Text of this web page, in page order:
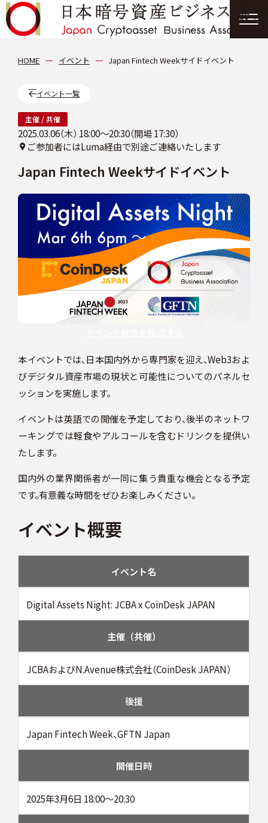
協会について
分科会
会員紹介
ニュース
提言・報告書
イベント情報
スケジュール
HOME イベント Japan Fintech Weekサイドイベント
イベント一覧
主催 /共催
2025.03.06（木） 18:00〜20:30（開場 17:30）
ご参加者にはLuma経由で別途ご連絡いたします
Japan Fintech Weekサイドイベント
本イベントでは、日本国内外から専門家を迎え、Web3およ
びデジタル資産市場の現状と可能性についてのパネルセ
ッションを実施します。
イベントは英語での開催を予定しており、後半のネットワ
ーキングでは軽食やアルコールを含むドリンクを提供い
たします。
国内外の業界関係者が一同に集う貴重な機会となる予定
です。有意義な時間をぜひお楽しみください。
イベント概要
イベント名
Digital Assets Night: JCBA x CoinDesk JAPAN
主催（共催）
JCBAおよびN.Avenue株式会社（CoinDesk JAPAN）
後援
Japan Fintech Week、GFTN Japan
開催日時
2025年3月6日 18:00〜20:30